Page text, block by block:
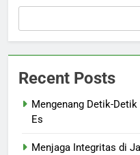
Recent Posts
Mengenang Detik-
Es
Menjaga Integritas di